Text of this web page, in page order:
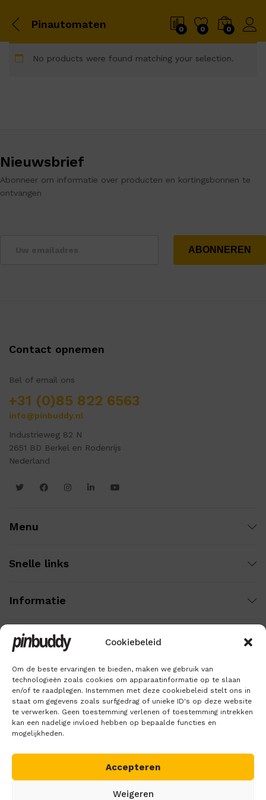
Cookiebeleid
Om de beste ervaringen te bieden, maken we gebruik van
technologieën zoals cookies om apparaatinformatie op te slaan
en/of te raadplegen. Instemmen met deze cookiebeleid stelt ons in
staat om gegevens zoals surfgedrag of unieke ID's op deze website
te verwerken. Geen toestemming verlenen of toestemming intrekken
kan een nadelige invloed hebben op bepaalde functies en
mogelijkheden.
Accepteren
Weigeren
Pinautomaten 0 0 0
No products were found matching your selection.
Nieuwsbrief
Abonneer om informatie over producten en kortingsbonnen te
ontvangen
Contact opnemen
Bel of email ons
+31 (0)85 822 6563
info@pinbuddy.nl
Industrieweg 82 N
2651 BD Berkel en Rodenrijs
Nederland
Menu
Snelle links
Informatie